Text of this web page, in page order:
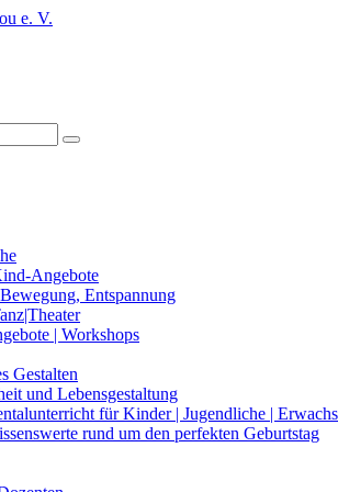
Angebote
Entspannung
| Workshops
Gestalten
und Lebensgestaltung
für Kinder | Jugendliche |
rund um den perfekten Geburtstag